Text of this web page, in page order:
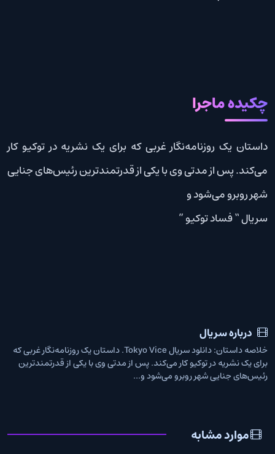
چکیده ماجرا
داستان یک روزنامه‌نگار غربی که برای یک نشریه در توکیو کار
می‌کند‌. پس از مدتی وی با یکی از قدرتمندترین رئیس‌های جنایی
شهر روبرو می‌شود و
سريال “ فساد توکیو ”
درباره سریال
خلاصه داستان: دانلود سریال Tokyo Vice. داستان یک روزنامه‌نگار غربی که
برای یک نشریه در توکیو کار می‌کند‌. پس از مدتی وی با یکی از قدرتمندترین
رئیس‌های جنایی شهر روبرو می‌شود و...
موارد مشابه